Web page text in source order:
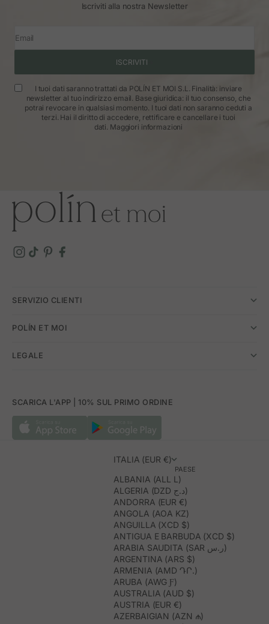
Iscriviti alla nostra Newsletter
Email
ISCRIVITI
I tuoi dati saranno trattati da POLÍN ET MOI S.L. Finalità: inviare
newsletter al tuo indirizzo email. Base giuridica: il tuo consenso, che
potrai revocare in qualsiasi momento. I tuoi dati non saranno ceduti a
terzi. Hai il diritto di accedere, rettificare e cancellare i tuoi
dati. Maggiori informazioni
SERVIZIO CLIENTI
POLÍN ET MOI
LEGALE
SCARICA L'APP | 10% SUL PRIMO ORDINE
ITALIA (EUR €)
PAESE
ALBANIA (ALL L)
ALGERIA (DZD د.ج)
ANDORRA (EUR €)
ANGOLA (AOA KZ)
ANGUILLA (XCD $)
ANTIGUA E BARBUDA (XCD $)
ARABIA SAUDITA (SAR ر.س)
ARGENTINA (ARS $)
ARMENIA (AMD ԴՐ.)
ARUBA (AWG Ƒ)
AUSTRALIA (AUD $)
AUSTRIA (EUR €)
AZERBAIGIAN (AZN ₼)